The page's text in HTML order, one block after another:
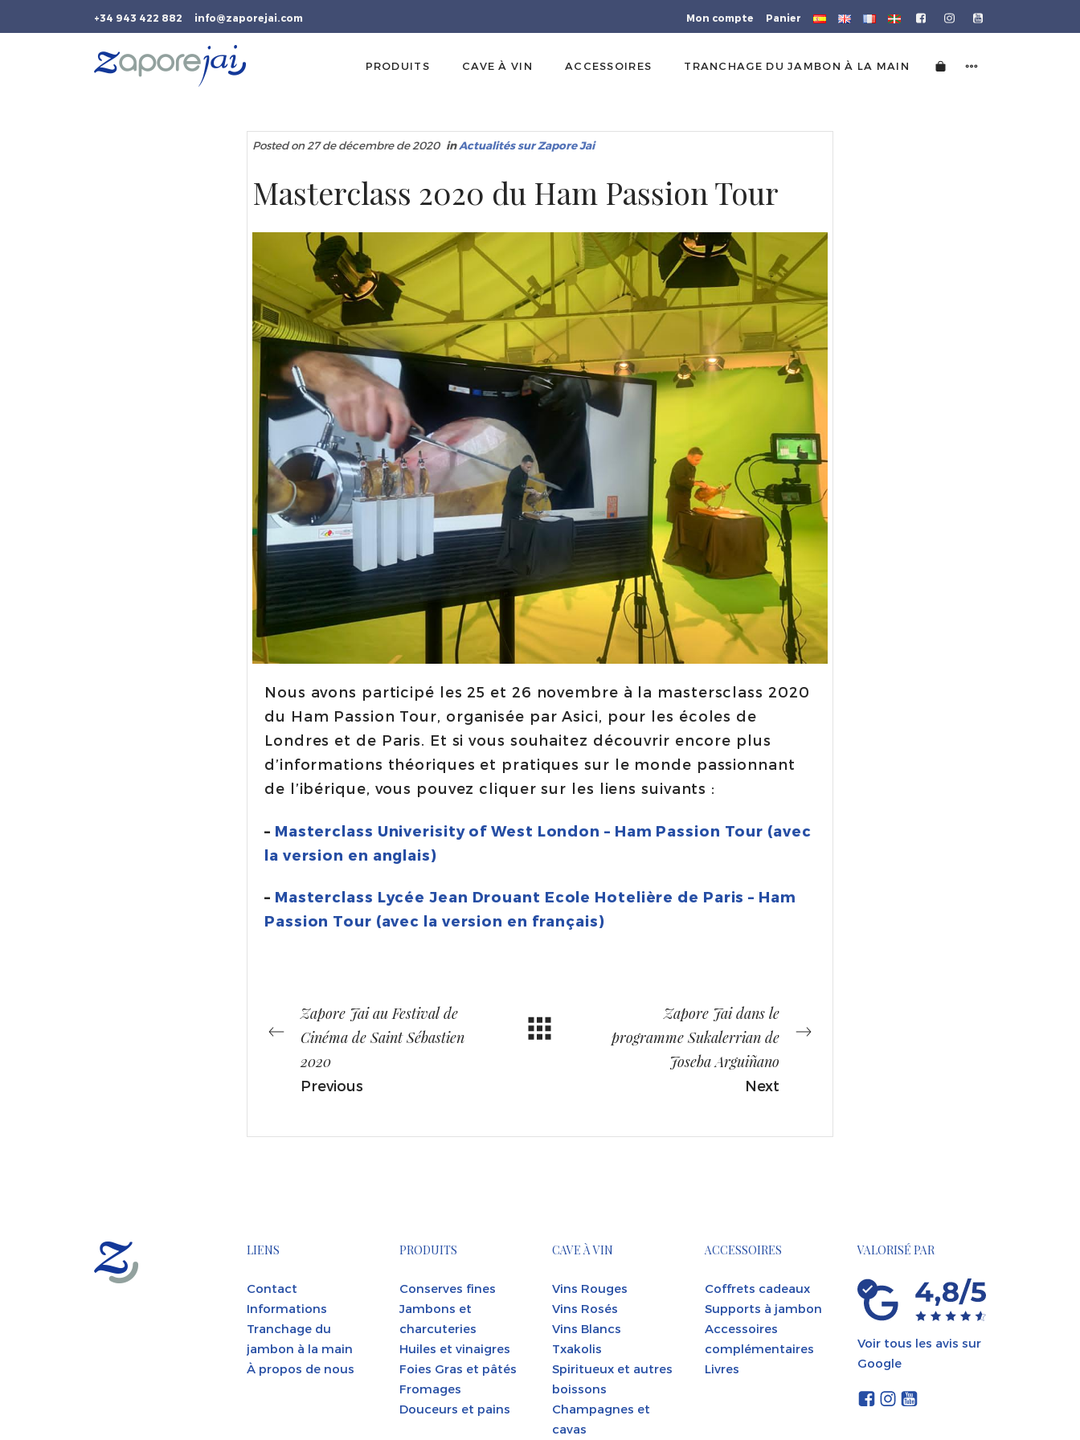
+34 943 422 882 info@zaporejai.com Mon compte Panier
PRODUITS CAVE À VIN ACCESSOIRES TRANCHAGE DU JAMBON À LA MAIN
Posted on 27 de décembre de 2020 inActualités sur Zapore Jai
Masterclass 2020 du Ham Passion Tour
Nous avons participé les 25 et 26 novembre à la mastersclass 2020
du Ham Passion Tour, organisée par Asici, pour les écoles de
Londres et de Paris. Et si vous souhaitez découvrir encore plus
d’informations théoriques et pratiques sur le monde passionnant
de l’ibérique, vous pouvez cliquer sur les liens suivants :
– Masterclass Univerisity of West London – Ham Passion Tour (avec
la version en anglais)
– Masterclass Lycée Jean Drouant Ecole Hotelière de Paris – Ham
Passion Tour (avec la version en français)
Zapore Jai au Festival de
Cinéma de Saint Sébastien
2020
Previous
Zapore Jai dans le
programme Sukalerrian de
Joseba Arguiñano
Next
LIENS
Contact
Informations
Tranchage du
jambon à la main
À propos de nous
PRODUITS
Conserves fines
Jambons et
charcuteries
Huiles et vinaigres
Foies Gras et pâtés
Fromages
Douceurs et pains
CAVE À VIN
Vins Rouges
Vins Rosés
Vins Blancs
Txakolis
Spiritueux et autres
boissons
Champagnes et
cavas
ACCESSOIRES
Coffrets cadeaux
Supports à jambon
Accessoires
complémentaires
Livres
VALORISÉ PAR
Voir tous les avis sur
Google